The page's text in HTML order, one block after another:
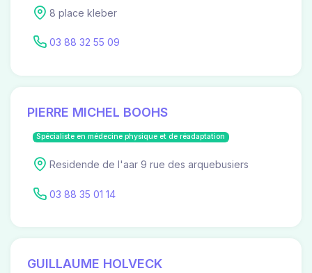
8 place kleber
03 88 32 55 09
PIERRE MICHEL BOOHS
Spécialiste en médecine physique et de réadaptation
Residende de l'aar 9 rue des arquebusiers
03 88 35 01 14
GUILLAUME HOLVECK